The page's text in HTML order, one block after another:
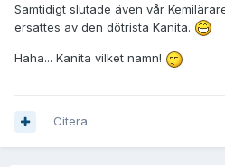
Samtidigt slutade även vår
ersattes av den dötrista Kanita.
Haha... Kanita vilket namn!
Citera